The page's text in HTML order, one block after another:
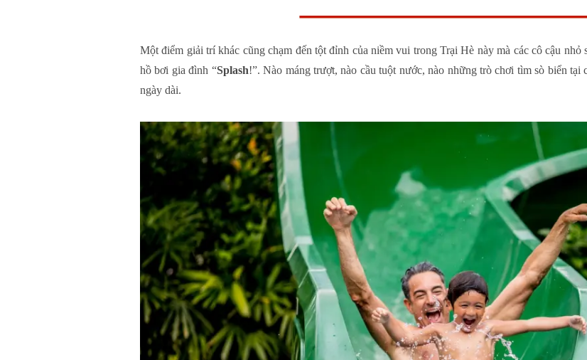
Một điểm giải trí khác cũng chạm đến tột đỉnh của niềm vui trong Trại Hè này mà các cô cậu
hồ bơi gia đình “Splash!”. Nào máng trượt, nào cầu tuột nước, nào những trò chơi tìm sò biển tại
ngày dài.